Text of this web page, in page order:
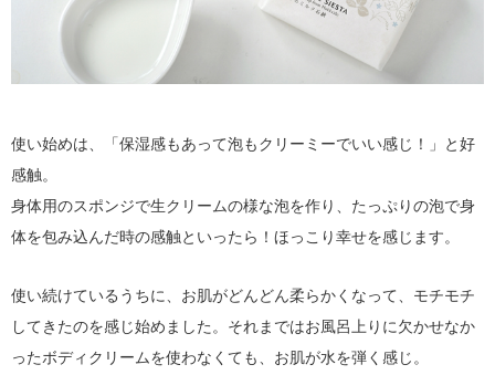
使い始めは、「保湿感もあって泡もクリーミーでいい感じ！」と好
感触。
身体用のスポンジで生クリームの様な泡を作り、たっぷりの泡で身
体を包み込んだ時の感触といったら！ほっこり幸せを感じます。
使い続けているうちに、お肌がどんどん柔らかくなって、モチモチ
してきたのを感じ始めました。それまではお風呂上りに欠かせなか
ったボディクリームを使わなくても、お肌が水を弾く感じ。